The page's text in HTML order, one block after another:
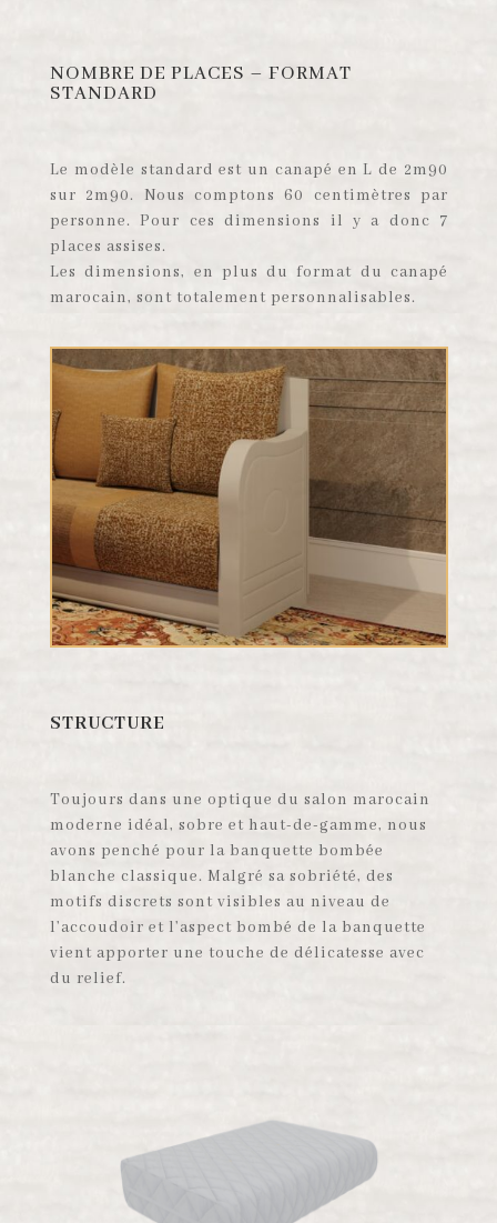
NOMBRE DE PLACES – FORMAT
STANDARD
Le modèle standard est un canapé en L de 2m90
sur 2m90. Nous comptons 60 centimètres par
personne. Pour ces dimensions il y a donc 7
places assises.
Les dimensions, en plus du format du canapé
marocain, sont totalement personnalisables.
STRUCTURE
Toujours dans une optique du salon marocain
moderne idéal, sobre et haut-de-gamme, nous
avons penché pour la banquette bombée
blanche classique. Malgré sa sobriété, des
motifs discrets sont visibles au niveau de
l’accoudoir et l’aspect bombé de la banquette
vient apporter une touche de délicatesse avec
du relief.